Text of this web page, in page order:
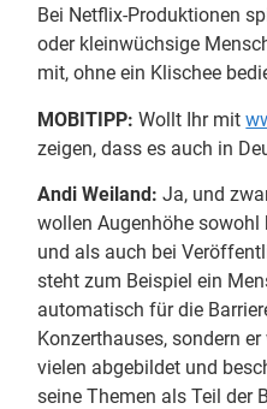
Bei Netflix-Produktionen
oder kleinwüchsige
mit, ohne ein Klischee
MOBITIPP:Wollt Ihr mit
zeigen, dass es auch in
Andi Weiland:Ja, und
wollen Augenhöhe sowohl
und als auch bei
steht zum Beispiel ein
automatisch für die
Konzerthauses, sondern
vielen abgebildet und
seine Themen als Teil der